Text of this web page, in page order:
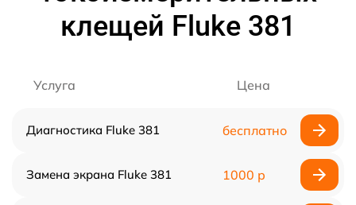
клещей Fluke 381
Услуга Цена
Диагностика Fluke 381 бесплатно
Замена экрана Fluke 381 1000 р